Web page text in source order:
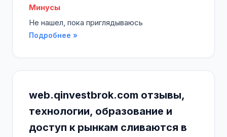
Минусы
Не нашел, пока приглядываюсь
Подробнее »
web.qinvestbrok.com отзывы,
технологии, образование и
доступ к рынкам сливаются в